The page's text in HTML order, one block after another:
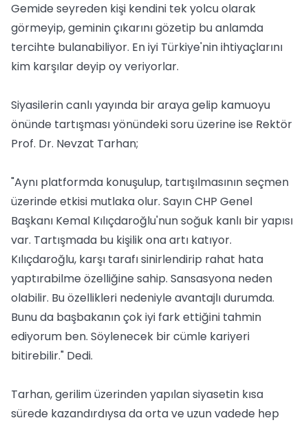
Gemide seyreden kişi kendini tek yolcu olarak
görmeyip, geminin çıkarını gözetip bu anlamda
tercihte bulanabiliyor. En iyi Türkiye'nin ihtiyaçlarını
kim karşılar deyip oy veriyorlar.
Siyasilerin canlı yayında bir araya gelip kamuoyu
önünde tartışması yönündeki soru üzerine ise Rektör
Prof. Dr. Nevzat Tarhan;
"Aynı platformda konuşulup, tartışılmasının seçmen
üzerinde etkisi mutlaka olur. Sayın CHP Genel
Başkanı Kemal Kılıçdaroğlu'nun soğuk kanlı bir yapısı
var. Tartışmada bu kişilik ona artı katıyor.
Kılıçdaroğlu, karşı tarafı sinirlendirip rahat hata
yaptırabilme özelliğine sahip. Sansasyona neden
olabilir. Bu özellikleri nedeniyle avantajlı durumda.
Bunu da başbakanın çok iyi fark ettiğini tahmin
ediyorum ben. Söylenecek bir cümle kariyeri
bitirebilir." Dedi.
Tarhan, gerilim üzerinden yapılan siyasetin kısa
sürede kazandırdıysa da orta ve uzun vadede hep